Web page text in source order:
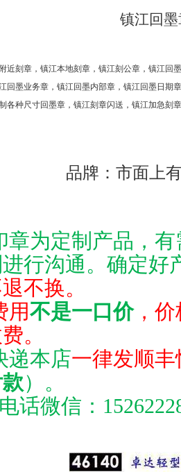
镇江回
附近刻章 ， 镇江本地刻章 ， 镇江刻公章 ， 镇江回
回墨业务章 ， 镇江回墨内部章 ， 镇江回墨日期章
各种尺寸回墨章 ， 镇江刻章闪送 ， 镇江加急刻章
品牌：市面上
章为定制产品，
行沟通。确定好
不换。
用不是一口价，价
。
递本店一律发顺丰
）。
话微信：